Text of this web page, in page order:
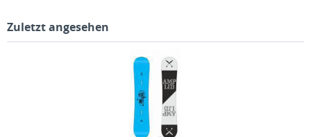
Zuletzt angesehen